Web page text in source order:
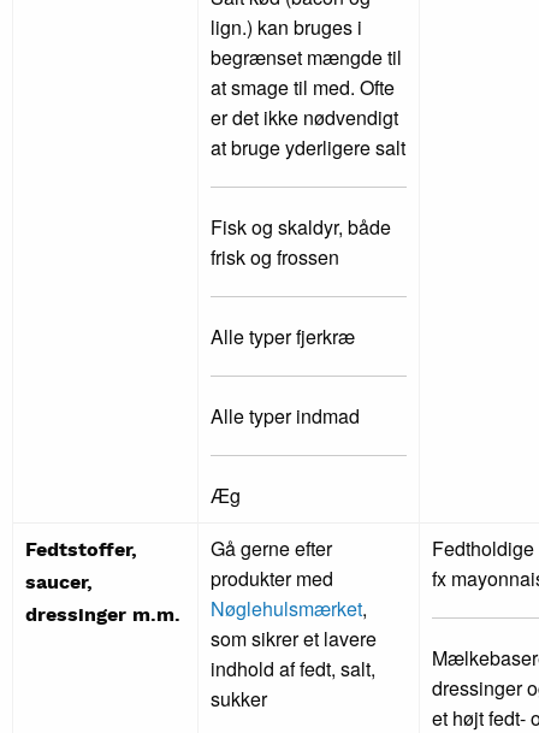
lign.) kan bruges i
begrænset mængde til
at smage til med. Ofte
er det ikke nødvendigt
at bruge yderligere salt
Fisk og skaldyr, både
frisk og frossen
Alle typer fjerkræ
Alle typer indmad
Æg
Fedtstoffer,
saucer,
dressinger m.m.
Gå gerne efter
produkter med
Nøglehulsmærket,
som sikrer et lavere
indhold af fedt, salt,
sukker
fx
dressinger
et højt fedt-